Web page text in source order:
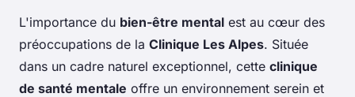
L'importance du bien-être mental est au cœur des
préoccupations de la Clinique Les Alpes. Située
dans un cadre naturel exceptionnel, cette clinique
de santé mentale offre un environnement serein et